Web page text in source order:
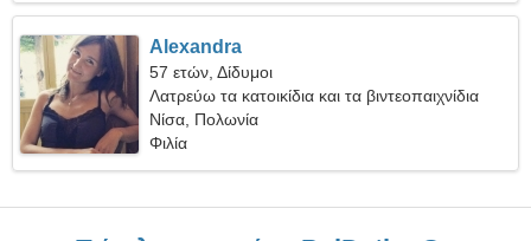
Alexandra
57 ετών, Δίδυμοι
Λατρεύω τα κατοικίδια και τα βιντεοπαιχνίδια
Νίσα, Πολωνία
Φιλία